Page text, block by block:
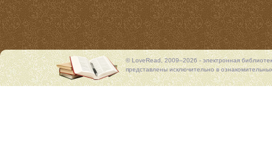
© LoveRead, 2009–2026 - электронная
представлены исключительно в